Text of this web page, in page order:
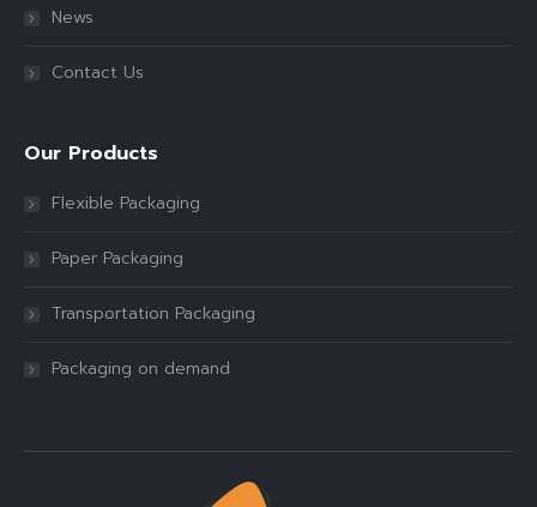
News
Contact Us
Our Products
Flexible Packaging
Paper Packaging
Transportation Packaging
Packaging on demand